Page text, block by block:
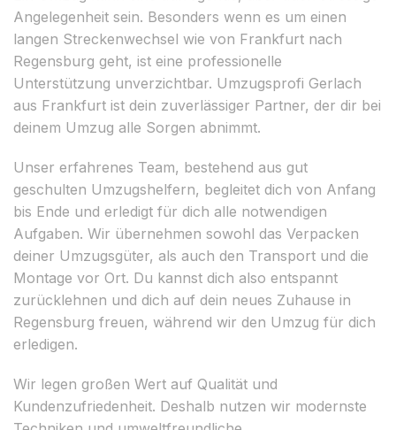
Angelegenheit sein. Besonders wenn es um einen
langen Streckenwechsel wie von Frankfurt nach
Regensburg geht, ist eine professionelle
Unterstützung unverzichtbar. Umzugsprofi Gerlach
aus Frankfurt ist dein zuverlässiger Partner, der dir bei
deinem Umzug alle Sorgen abnimmt.
Unser erfahrenes Team, bestehend aus gut
geschulten Umzugshelfern, begleitet dich von Anfang
bis Ende und erledigt für dich alle notwendigen
Aufgaben. Wir übernehmen sowohl das Verpacken
deiner Umzugsgüter, als auch den Transport und die
Montage vor Ort. Du kannst dich also entspannt
zurücklehnen und dich auf dein neues Zuhause in
Regensburg freuen, während wir den Umzug für dich
erledigen.
Wir legen großen Wert auf Qualität und
Kundenzufriedenheit. Deshalb nutzen wir modernste